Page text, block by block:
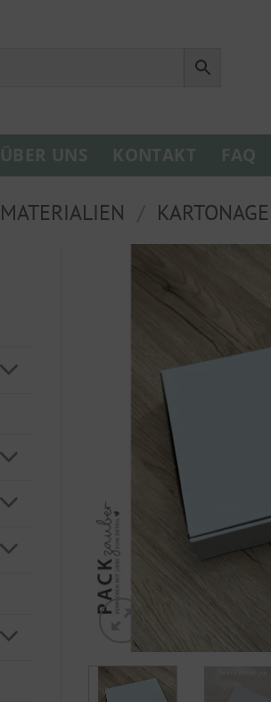
ÜBER UNS KONTAKT FAQ
KARTONAGE